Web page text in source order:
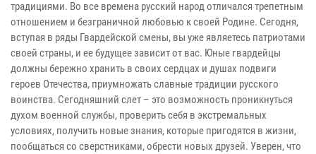
традициями. Во все времена русский народ отличался трепетным
отношением и безграничной любовью к своей Родине. Сегодня,
вступая в ряды Гвардейской смены, вы уже являетесь патриотами
своей страны, и ее будущее зависит от вас. Юные гвардейцы
должны бережно хранить в своих сердцах и душах подвиги
героев Отечества, приумножать славные традиции русского
воинства. Сегодняшний слет – это возможность проникнуться
духом военной службы, проверить себя в экстремальных
условиях, получить новые знания, которые пригодятся в жизни,
пообщаться со сверстниками, обрести новых друзей. Уверен, что